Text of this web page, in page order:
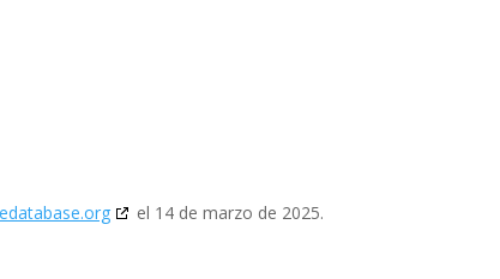
el 14 de marzo de 2025.